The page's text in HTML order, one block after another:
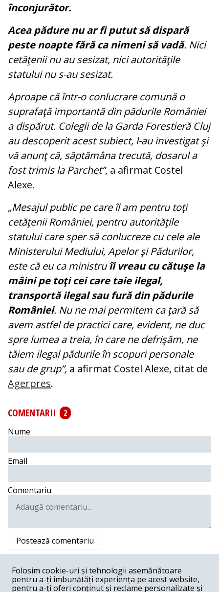
înconjurător.
Acea pădure nu ar fi putut să dispară
peste noapte fără ca nimeni să vadă. Nici
cetăţenii nu au sesizat, nici autorităţile
statului nu s-au sesizat.
Aproape că într-o conlucrare comună o
suprafaţă importantă din pădurile României
a dispărut. Colegii de la Garda Forestieră Cluj
au descoperit acest subiect, l-au investigat şi
vă anunţ că, săptămâna trecută, dosarul a
fost trimis la Parchet”, a afirmat Costel
Alexe.
„Mesajul public pe care îl am pentru toţi
cetăţenii României, pentru autorităţile
statului care sper să conlucreze cu cele ale
Ministerului Mediului, Apelor şi Pădurilor,
este că eu ca ministruîi vreau cu cătuşe la
mâini pe toţi cei care taie ilegal,
transportă ilegal sau fură din pădurile
României. Nu ne mai permitem ca ţară să
avem astfel de practici care, evident, ne duc
spre lumea a treia, în care ne defrişăm, ne
tăiem ilegal pădurile în scopuri personale
sau de grup”, a afirmat Costel Alexe, citat de
Agerpres.
COMENTARII
2
Nume
Email
Comentariu
Postează comentariu
La treaba. Nu exista 2-3 elicoptere pentru zone fierbinti
...ca sa se urmareasca direct faptasii ? Nu exista ATV-uri
Folosim cookie-uri și tehnologii asemănătoare
pentru a-ți îmbunătăți experiența pe acest website,
pentru a-ți oferi conținut și reclame personalizate și